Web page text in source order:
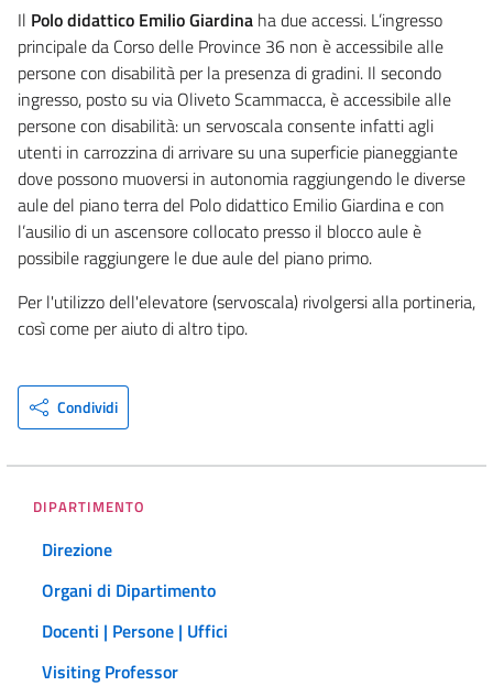
Il Polo didattico Emilio Giardina ha due accessi. L’ingresso
principale da Corso delle Province 36 non è accessibile alle
persone con disabilità per la presenza di gradini. Il secondo
ingresso, posto su via Oliveto Scammacca, è accessibile alle
persone con disabilità: un servoscala consente infatti agli
utenti in carrozzina di arrivare su una superficie pianeggiante
dove possono muoversi in autonomia raggiungendo le diverse
aule del piano terra del Polo didattico Emilio Giardina e con
l’ausilio di un ascensore collocato presso il blocco aule è
possibile raggiungere le due aule del piano primo.
Per l'utilizzo dell'elevatore (servoscala) rivolgersi alla portineria,
così come per aiuto di altro tipo.
Condividi
DIPARTIMENTO
Direzione
Organi di Dipartimento
Docenti | Persone | Uffici
Visiting Professor